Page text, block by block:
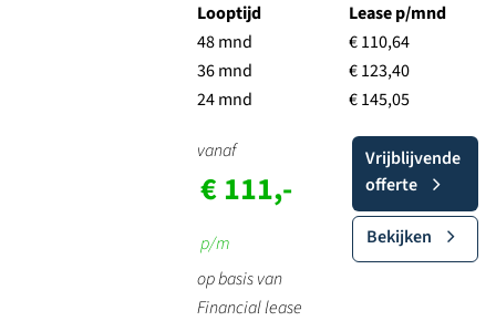
Looptijd
48 mnd
36 mnd
24 mnd
Lease p/mnd
€ 110,64
€ 123,40
€ 145,05
vanaf
€ 111,-
p/m
op basis van
Financial lease
Vrijblijvende
offerte
Bekijken